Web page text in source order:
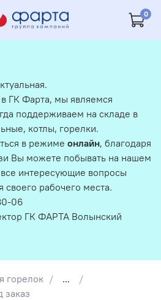
0
горелок
...
заказ
ГК Фарта, мы являемся
поддерживаем на складе в
котлы, горелки.
в режиме онлайн, благодаря
Вы можете побывать на нашем
все интересующие вопросы
своего рабочего места.
06
ГК ФАРТА Волынский